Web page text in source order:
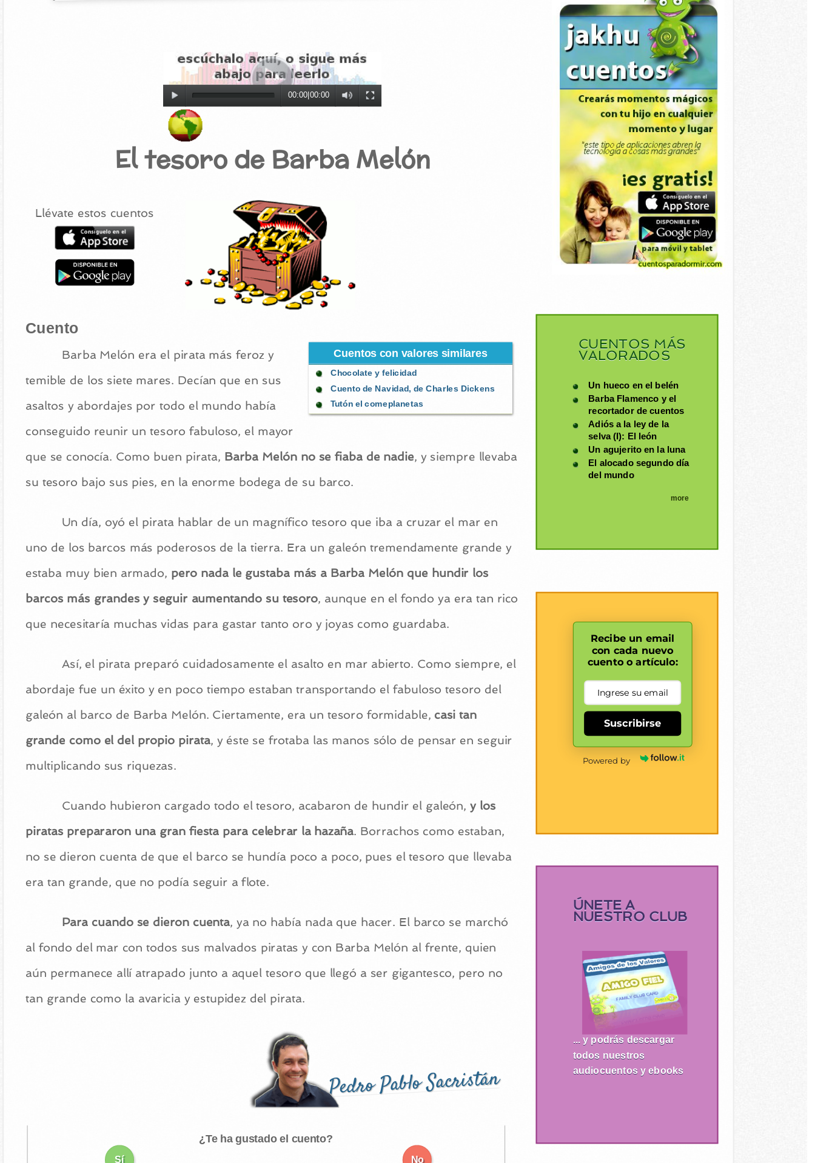
00:00| 00:00
El tesoro de Barba Melón
Llévate estos cuentos
Cuento
Cuentos con valores similares
Chocolate y felicidad
Cuento de Navidad, de Charles Dickens
Tutón el comeplanetas
Barba Melón era el pirata más feroz y
temible de los siete mares. Decían que en sus
asaltos y abordajes por todo el mundo había
conseguido reunir un tesoro fabuloso, el mayor
que se conocía. Como buen pirata, Barba Melón no se fiaba de nadie, y siempre llevaba
su tesoro bajo sus pies, en la enorme bodega de su barco.
Un día, oyó el pirata hablar de un magnífico tesoro que iba a cruzar el mar en
uno de los barcos más poderosos de la tierra. Era un galeón tremendamente grande y
estaba muy bien armado, pero nada le gustaba más a Barba Melón que hundir los
barcos más grandes y seguir aumentando su tesoro, aunque en el fondo ya era tan rico
que necesitaría muchas vidas para gastar tanto oro y joyas como guardaba.
Así, el pirata preparó cuidadosamente el asalto en mar abierto. Como siempre, el
abordaje fue un éxito y en poco tiempo estaban transportando el fabuloso tesoro del
galeón al barco de Barba Melón. Ciertamente, era un tesoro formidable, casi tan
grande como el del propio pirata, y éste se frotaba las manos sólo de pensar en seguir
multiplicando sus riquezas.
Cuando hubieron cargado todo el tesoro, acabaron de hundir el galeón, y los
piratas prepararon una gran fiesta para celebrar la hazaña. Borrachos como estaban,
no se dieron cuenta de que el barco se hundía poco a poco, pues el tesoro que llevaba
era tan grande, que no podía seguir a flote.
Para cuando se dieron cuenta, ya no había nada que hacer. El barco se marchó
al fondo del mar con todos sus malvados piratas y con Barba Melón al frente, quien
aún permanece allí atrapado junto a aquel tesoro que llegó a ser gigantesco, pero no
tan grande como la avaricia y estupidez del pirata.
Pedro Pablo Sacristán
¿Te ha gustado el cuento?
Sí No
CUENTOS MÁS
VALORADOS
Un hueco en el belén
Barba Flamenco y el
recortador de cuentos
Adiós a la ley de la
selva (I): El león
Un agujerito en la luna
El alocado segundo día
del mundo
more
Recibe un email
con cada nuevo
cuento o artículo:
Suscribirse
Powered by
ÚNETE A
NUESTRO CLUB
... y podrás descargar
todos nuestros
audiocuentos y ebooks